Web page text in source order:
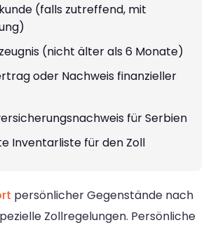
(falls zutreffend, mit
(nicht älter als 6 Monate)
oder Nachweis finanzieller
für Serbien
Inventarliste für den Zoll
persönlicher Gegenstände nach
Zollregelungen. Persönliche